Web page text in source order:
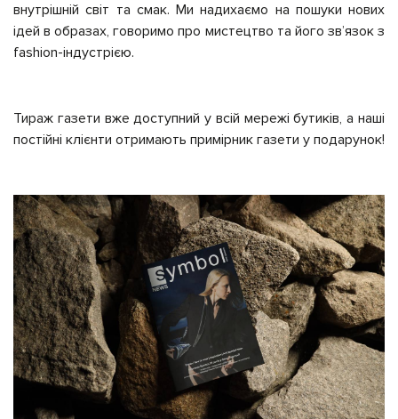
внутрішній світ та смак. Ми надихаємо на пошуки нових
ідей в образах, говоримо про мистецтво та його звʼязок з
fashion-індустрією.
Тираж газети вже доступний у всій мережі бутиків, а наші
постійні клієнти отримають примірник газети у подарунок!